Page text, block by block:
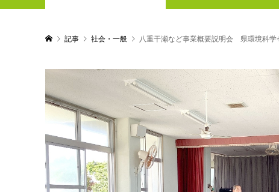
記事 社会・一般 八重干瀬など事業概要説明会 県環境科